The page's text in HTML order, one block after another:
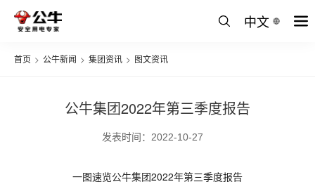
中文
首页 > 公牛新闻 > 集团资讯 > 图文资讯
公牛集团2022年第三季度报告
发表时间：2022-10-27
一图速览公牛集团2022年第三季度报告